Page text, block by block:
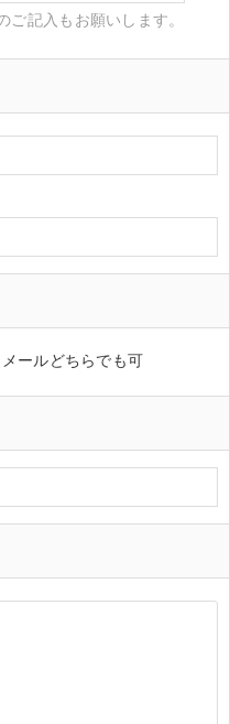
記入もお願いします。
ールどちらでも可